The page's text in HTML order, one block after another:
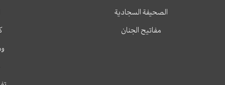
الصحيفة السجادية
مفاتيح الجنان